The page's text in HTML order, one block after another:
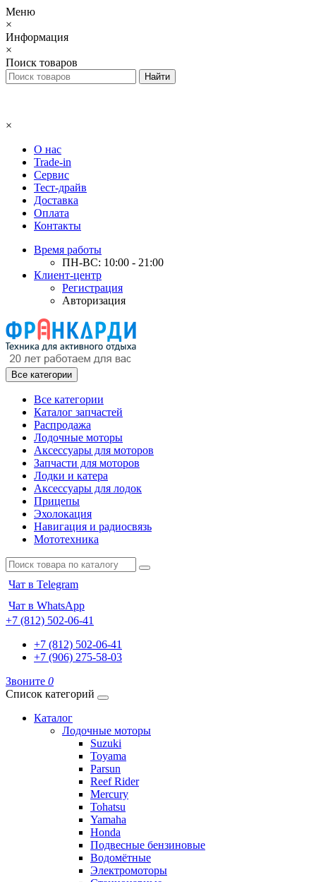
Меню
×
Информация
×
Поиск товаров
×
О нас
Trade-in
Сервис
Тест-драйв
Доставка
Оплата
Контакты
Время работы
ПН-ВС: 10:00 - 21:00
Клиент-центр
Регистрация
Авторизация
Все категории
Все категории
Каталог запчастей
Распродажа
Лодочные моторы
Аксессуары для моторов
Запчасти для моторов
Лодки и катера
Аксессуары для лодок
Прицепы
Эхолокация
Навигация и радиосвязь
Мототехника
Чат в Telegram
Чат в WhatsApp
+7 (812) 502-06-41
+7 (812) 502-06-41
+7 (906) 275-58-03
Звоните 0
Список категорий
Каталог
Лодочные моторы
Suzuki
Toyama
Parsun
Reef Rider
Mercury
Tohatsu
Yamaha
Honda
Подвесные бензиновые
Водомётные
Электромоторы